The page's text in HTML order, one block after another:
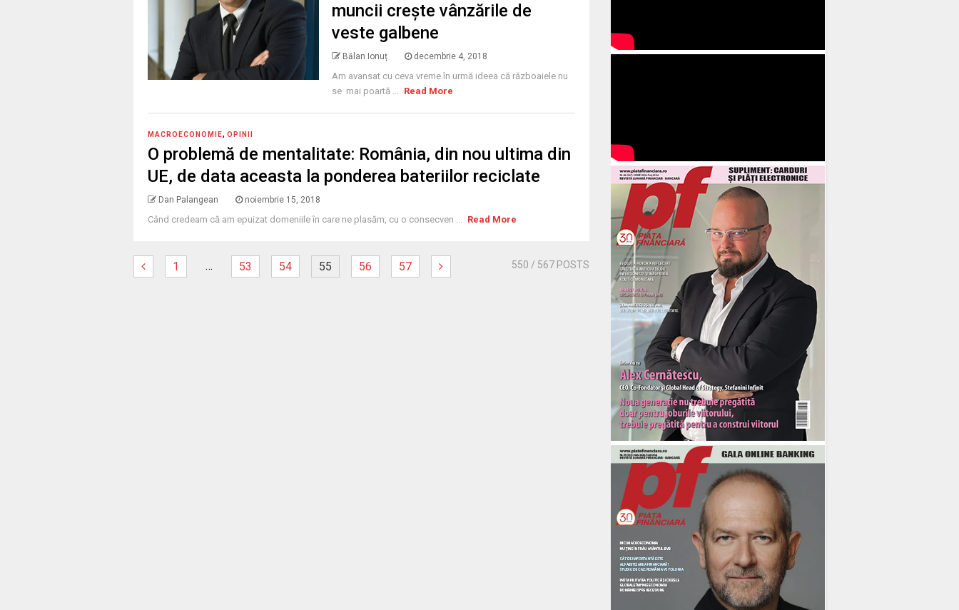
muncii creşte vânzările de
veste galbene
Bălan Ionuț decembrie 4, 2018
Am avansat cu ceva vreme în urmă ideea că războaiele nu
se mai poartă ... Read More
MACROECONOMIE, OPINII
O problemă de mentalitate: România, din nou ultima din
UE, de data aceasta la ponderea bateriilor reciclate
Dan Palangean noiembrie 15, 2018
Când credeam că am epuizat domeniile în care ne plasăm, cu o consecven ... Read More
1 … 53 54 55 56 57 550 / 567 POSTS